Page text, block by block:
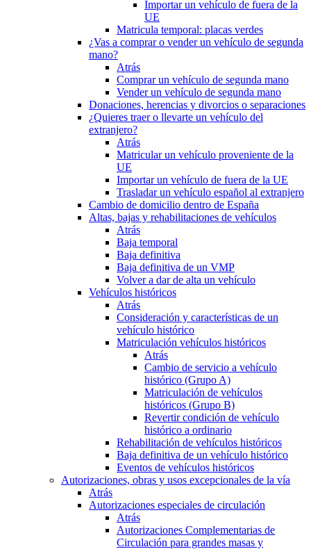
Importar un vehículo de fuera de la
UE
Matricula temporal: placas verdes
¿Vas a comprar o vender un vehículo de segunda
mano?
Atrás
Comprar un vehículo de segunda mano
Vender un vehículo de segunda mano
Donaciones, herencias y divorcios o separaciones
¿Quieres traer o llevarte un vehículo del
extranjero?
Atrás
Matricular un vehículo proveniente de la
UE
Importar un vehículo de fuera de la UE
Trasladar un vehículo español al extranjero
Cambio de domicilio dentro de España
Altas, bajas y rehabilitaciones de vehículos
Atrás
Baja temporal
Baja definitiva
Baja definitiva de un VMP
Volver a dar de alta un vehículo
Vehículos históricos
Atrás
Consideración y características de un
vehículo histórico
Matriculación vehículos históricos
Atrás
Cambio de servicio a vehículo
histórico (Grupo A)
Matriculación de vehículos
históricos (Grupo B)
Revertir condición de vehículo
histórico a ordinario
Rehabilitación de vehículos históricos
Baja definitiva de un vehículo histórico
Eventos de vehículos históricos
Autorizaciones, obras y usos excepcionales de la vía
Atrás
Autorizaciones especiales de circulación
Atrás
Autorizaciones Complementarias de
Circulación para grandes masas y